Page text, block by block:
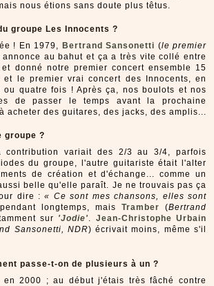
nous étions sans doute plus têtus.
groupe Les Innocents ?
! En 1979, Bertrand Sansonetti (le premier
au bahut et ça a très vite collé entre
donné notre premier concert ensemble 15
le premier vrai concert des Innocents, en
quatre fois ! Après ça, nos boulots et nos
de passer le temps avant la prochaine
acheter des guitares, des jacks, des amplis...
groupe ?
contribution variait des 2/3 au 3/4, parfois
du groupe, l'autre guitariste était l'alter
de création et d'échange... comme un
belle qu'elle paraît. Je ne trouvais pas ça
dire :« Ce sont mes chansons, elles sont
longtemps, mais Tramber (Bertrand
sur 'Jodie'. Jean-Christophe Urbain
Sansonetti, NDR) écrivait moins, même s'il
passe-t-on de plusieurs à un ?
en 2000 ; au début j'étais très fâché contre